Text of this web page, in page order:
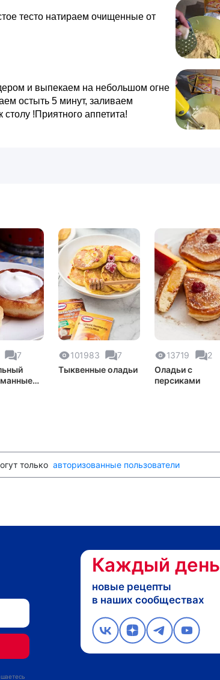
тесто натираем очищенные от
и выпекаем на небольшом огне
остыть 5 минут, заливаем
!Приятного аппетита!
7
101983
7
Тыквенные оладьи
13719
2
Оладьи с
персиками
толькоавторизованные пользователи
Каждый день
новые рецепты
в наших сообществах